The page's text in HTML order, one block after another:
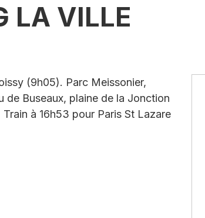
LA VILLE
(9h05). Parc Meissonier,
de Buseaux, plaine de la Jonction
à 16h53 pour Paris St Lazare